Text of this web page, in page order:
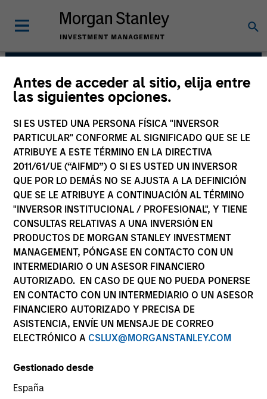
Antes de acceder al sitio, elija entre
las siguientes opciones.
SI ES USTED UNA PERSONA FÍSICA "INVERSOR
PARTICULAR" CONFORME AL SIGNIFICADO QUE SE LE
ATRIBUYE A ESTE TÉRMINO EN LA DIRECTIVA
2011/61/UE (“AIFMD”) O SI ES USTED UN INVERSOR
QUE POR LO DEMÁS NO SE AJUSTA A LA DEFINICIÓN
QUE SE LE ATRIBUYE A CONTINUACIÓN AL TÉRMINO
"INVERSOR INSTITUCIONAL / PROFESIONAL", Y TIENE
CONSULTAS RELATIVAS A UNA INVERSIÓN EN
PRODUCTOS DE MORGAN STANLEY INVESTMENT
MANAGEMENT, PÓNGASE EN CONTACTO CON UN
INTERMEDIARIO O UN ASESOR FINANCIERO
AUTORIZADO. EN CASO DE QUE NO PUEDA PONERSE
EN CONTACTO CON UN INTERMEDIARIO O UN ASESOR
FINANCIERO AUTORIZADO Y PRECISA DE
ASISTENCIA, ENVÍE UN MENSAJE DE CORREO
ELECTRÓNICO A CSLUX@MORGANSTANLEY.COM
Gestionado desde
España
Broad Markets Fixed
Income Team
Estrategias
Our team provides exposure to what we consider the
best ideas in fixed income. Leveraging the expertise of
our specialized teams, we use a team-based, rigorous
and disciplined process that seeks out superior and
repeatable results.